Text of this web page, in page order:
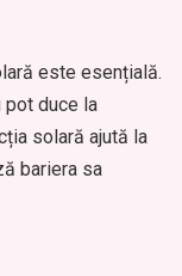
este esențială.
pot duce la
solară ajută la
bariera sa